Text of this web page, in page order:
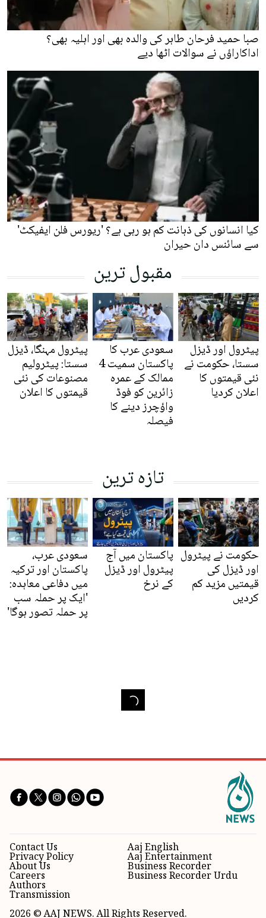
صبا حمید فرحان طاہر کی والدہ بھی اور اہلیہ بھی؟
اداکاراؤں نے سوالات اٹھا دیے
کیا انسانوں کی ذہانت کم ہو رہی ہے؟ 'ریورس فلن ایفیکٹ'
سے سائنس دان حیران
مقبول ترین
پیٹرول اور ڈیزل
سستا، حکومت نے
نئی قیمتوں کا
اعلان کردیا
سعودی عرب کا
پاکستان سمیت 4
ممالک کے عمرہ
زائرین کو فوڈ
واؤچرز دینے کا
فیصلہ
پیٹرول مہنگا، ڈیزل
سستا: پیٹرولیم
مصنوعات کی نئی
قیمتوں کا اعلان
تازہ ترین
حکومت نے پیٹرول
اور ڈیزل کی
قیمتیں مزید کم
کردیں
پاکستان میں آج
پیٹرول اور ڈیزل
کے نرخ
سعودی عرب،
پاکستان اور ترکیہ
میں دفاعی معاہدہ:
'ایک پر حملہ سب
پر حملہ تصور ہوگا'
Aaj English
Aaj Entertainment
Business Recorder
Business Recorder Urdu
Contact Us
Privacy Policy
About Us
Careers
Authors
Transmission
2026 © AAJ NEWS. All Rights Reserved.